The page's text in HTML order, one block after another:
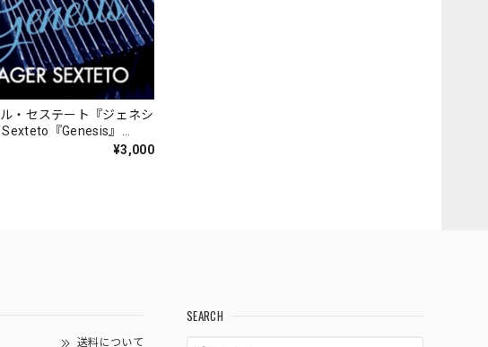
・セステート『ジェネシ
『Genesis』
¥3,000
送料について
SEARCH